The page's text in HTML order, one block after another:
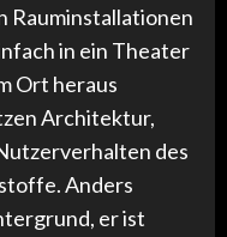
Rauminstallationen
in ein Theater
Ort heraus
Architektur,
des
Anders
er ist